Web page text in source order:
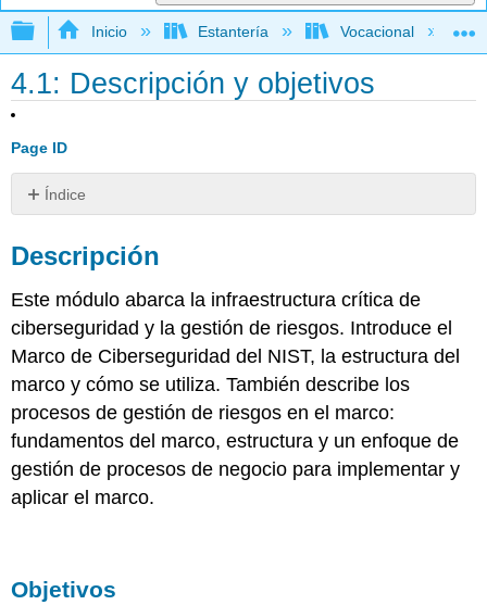
Expandir/contraer jerarquía global
Inicio Estantería Vocacional
4.1: Descripción y objetivos
Page ID
Índice
Objetivos
Descripción
Este módulo abarca la infraestructura crítica de
ciberseguridad y la gestión de riesgos. Introduce el
Marco de Ciberseguridad del NIST, la estructura del
marco y cómo se utiliza. También describe los
procesos de gestión de riesgos en el marco:
fundamentos del marco, estructura y un enfoque de
gestión de procesos de negocio para implementar y
aplicar el marco.
Objetivos